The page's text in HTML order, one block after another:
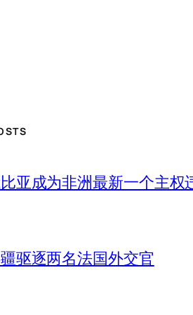
亚成为非洲最新一个主权
驱逐两名法国外交官